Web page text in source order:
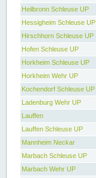
Heilbronn Schleuse UP
Hessigheim Schleuse UP
Hirschhorn Schleuse UP
Hofen Schleuse UP
Horkheim Schleuse UP
Horkheim Wehr UP
Kochendorf Schleuse UP
Ladenburg Wehr UP
Lauffen
Lauffen Schleuse UP
Mannheim Neckar
Marbach Schleuse UP
Marbach Wehr UP